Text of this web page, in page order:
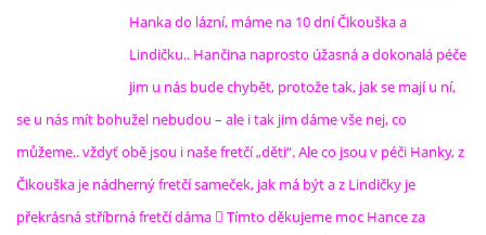
Hanka do lázní, máme na 10 dní Čikouška a
Lindičku.. Hančina naprosto úžasná a dokonalá péče
jim u nás bude chybět, protože tak, jak se mají u ní,
se u nás mít bohužel nebudou – ale i tak jim dáme vše nej, co
můžeme.. vždyť obě jsou i naše fretčí „děti“. Ale co jsou v péči Hanky, z
Čikouška je nádherný fretčí sameček, jak má být a z Lindičky je
překrásná stříbrná fretčí dáma  Tímto děkujeme moc Hance za